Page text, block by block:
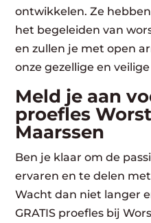
ontwikkelen. Ze
het begeleiden van
en zullen je met open
onze gezellige en veilige
Meld je aan
proefles
Maarssen
Ben je klaar om de
ervaren en te delen
Wacht dan niet langer
GRATIS proefles bij